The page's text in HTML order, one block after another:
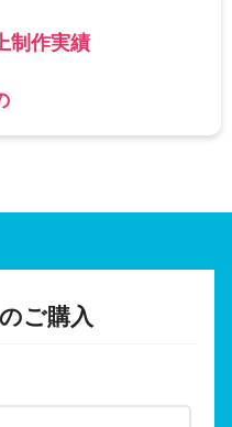
制作実績
ご購入